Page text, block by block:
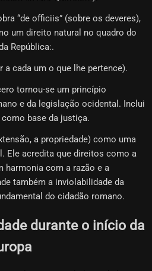
“de officiis” (sobre os deveres),
um direito natural no quadro do
República:.
a cada um o que lhe pertence).
tornou-se um princípio
e da legislação ocidental. Inclui
base da justiça.
a propriedade) como uma
Ele acredita que direitos como a
harmonia com a razão e a
também a inviolabilidade da
do cidadão romano.
durante o início da